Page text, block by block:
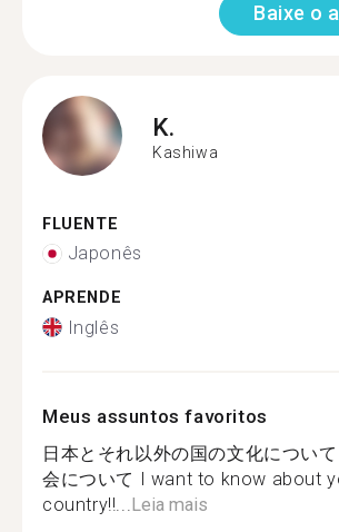
Baixe o
K.
Kashiwa
FLUENTE
Japonês
APRENDE
Inglês
Meus assuntos favoritos
日本とそれ以外の国の文化につい
会について I want to know about
country!!... Leia mais